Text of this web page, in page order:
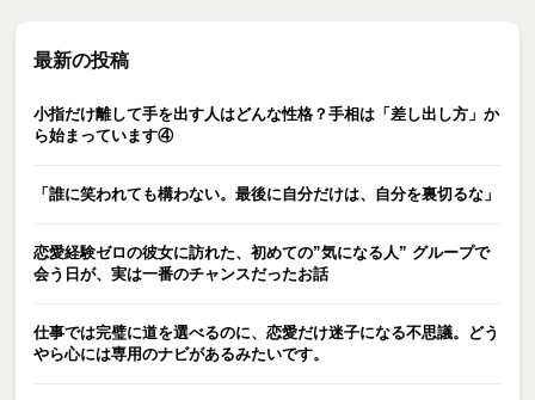
最新の投稿
小指だけ離して手を出す人はどんな性格？手相は「差し出し方」か
ら始まっています④
「誰に笑われても構わない。最後に自分だけは、自分を裏切るな」
恋愛経験ゼロの彼女に訪れた、初めての”気になる人” グループで
会う日が、実は一番のチャンスだったお話
仕事では完璧に道を選べるのに、恋愛だけ迷子になる不思議。どう
やら心には専用のナビがあるみたいです。